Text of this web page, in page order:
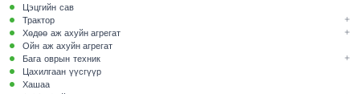
Цэцгийн сав
Трактор
Хөдөө аж ахуйн агрегат
Ойн аж ахуйн агрегат
Бага оврын техник
Цахилгаан үүсгүүр
Хашаа